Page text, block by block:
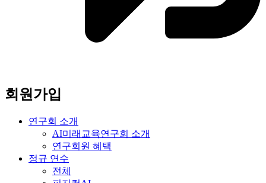
회원가입
연구회 소개
AI미래교육연구회 소개
연구회원 혜택
정규 연수
전체